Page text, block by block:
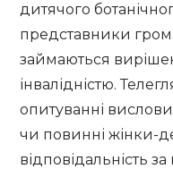
дитячого
представники
займаються
інвалідністю.
опитуванні
чи повинні жінки-
відповідальність